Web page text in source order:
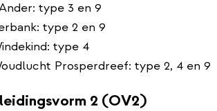
type 3 en 9
type 2 en 9
type 4
Prosperdreef: type 2, 4 en 9
2 (OV2)